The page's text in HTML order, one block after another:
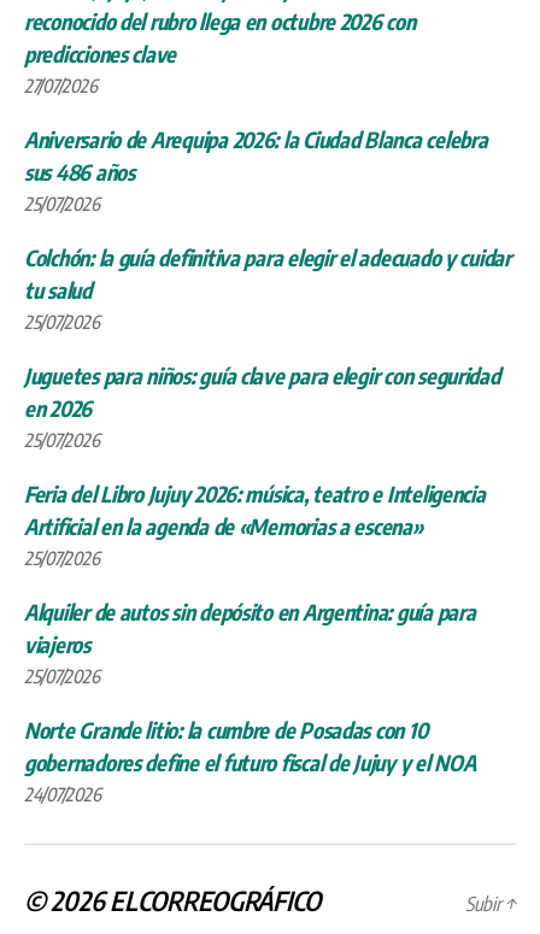
reconocido del rubro llega en octubre 2026 con
predicciones clave
27/07/2026
Aniversario de Arequipa 2026: la Ciudad Blanca celebra
sus 486 años
25/07/2026
Colchón: la guía definitiva para elegir el adecuado y cuidar
tu salud
25/07/2026
Juguetes para niños: guía clave para elegir con seguridad
en 2026
25/07/2026
Feria del Libro Jujuy 2026: música, teatro e Inteligencia
Artificial en la agenda de «Memorias a escena»
25/07/2026
Alquiler de autos sin depósito en Argentina: guía para
viajeros
25/07/2026
Norte Grande litio: la cumbre de Posadas con 10
gobernadores define el futuro fiscal de Jujuy y el NOA
24/07/2026
© 2026ELCORREOGRÁFICO Subir↑